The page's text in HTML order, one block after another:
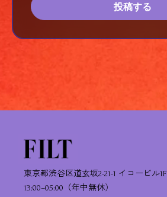
投稿する
東京都渋谷区道玄坂2-21-1 イコービル1F
13:00–05:00（年中無休）